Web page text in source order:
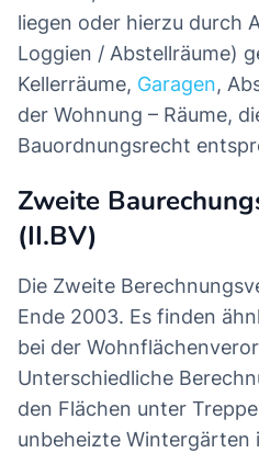
liegen oder hierzu durch
Loggien / Abstellräume)
Kellerräume, Garagen,
der Wohnung – Räume,
Bauordnungsrecht
Zweite
(II.BV)
Die Zweite
Ende 2003. Es finden
bei der
Unterschiedliche
den Flächen unter
unbeheizte Wintergärten